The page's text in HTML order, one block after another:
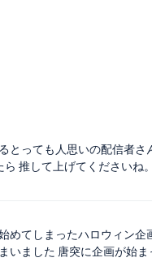
とっても人思いの配信者
推して上げてくださいね
めてしまったハロウィン
ました 唐突に企画が始